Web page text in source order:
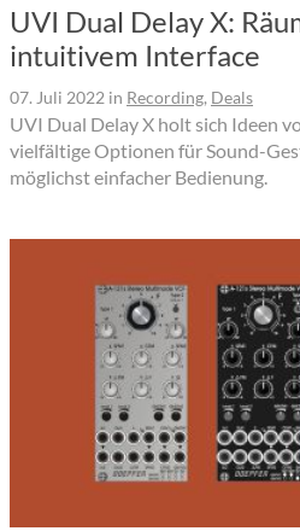
UVI Dual Delay X:
intuitivem Interface
07. Juli 2022 in Recording, Deals
UVI Dual Delay X holt sich Ideen
vielfältige Optionen für Sound-
möglichst einfacher Bedienung.